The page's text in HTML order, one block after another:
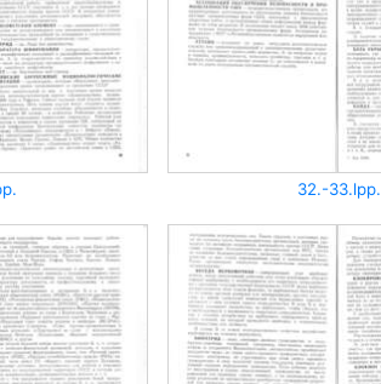
32.-33.lpp.